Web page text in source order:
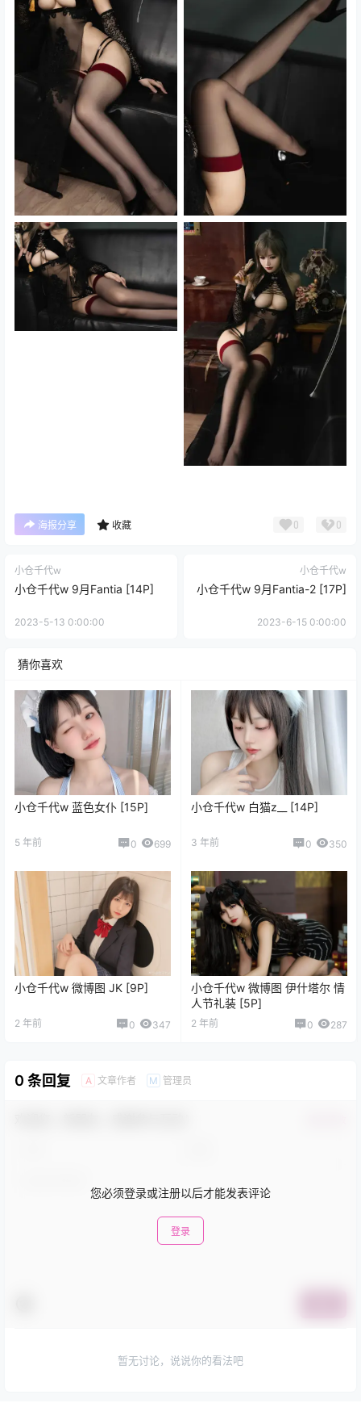
海报分享 收藏 0 0
小仓千代w
小仓千代w 9月Fantia [14P]
2023-5-13 0:00:00
小仓千代w
小仓千代w 9月Fantia-2 [17P]
2023-6-15 0:00:00
猜你喜欢
小仓千代w 蓝色女仆 [15P]
5 年前 0 699
小仓千代w 白猫z__ [14P]
3 年前 0 350
小仓千代w 微博图 JK [9P]
2 年前 0 347
小仓千代w 微博图 伊什塔尔 情
人节礼装 [5P]
2 年前 0 287
0 条回复 A 文章作者 M 管理员
您必须登录或注册以后才能发表评论
登录
暂无讨论，说说你的看法吧